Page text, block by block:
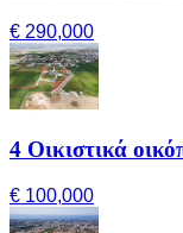
€ 290,000
4 Οικιστικά
€ 100,000